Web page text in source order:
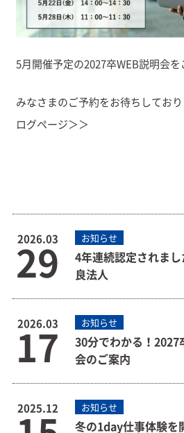
5月開催予定の2027卒WEB説明会を
みなさまのご予約をお待ちして
ログページ＞＞
2026.03
29 お知らせ
4年連続認定されま
良法人
2026.03
17 お知らせ
30分でわかる！2027
会のご案内
2025.12 お知らせ
冬の1day仕事体験を